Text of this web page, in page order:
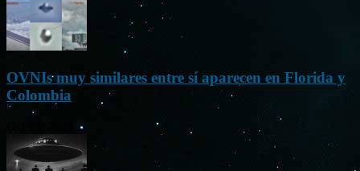
OVNIs muy similares entre sí aparecen en Florida y
Colombia